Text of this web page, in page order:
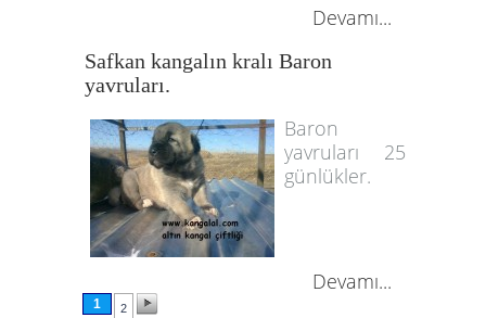
Devamı...
Safkan kangalın kralı Baron
yavruları.
Baron
yavruları 25
günlükler.
Devamı...
1 2